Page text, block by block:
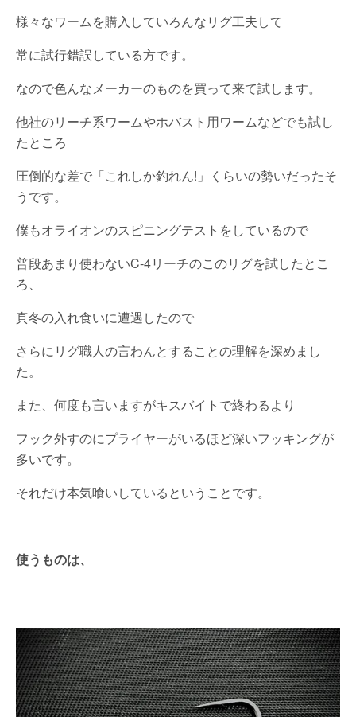
様々なワームを購入していろんなリグ工夫して
常に試行錯誤している方です。
なので色んなメーカーのものを買って来て試します。
他社のリーチ系ワームやホバスト用ワームなどでも試し
たところ
圧倒的な差で「これしか釣れん!」くらいの勢いだったそ
うです。
僕もオライオンのスピニングテストをしているので
普段あまり使わないC-4リーチのこのリグを試したとこ
ろ、
真冬の入れ食いに遭遇したので
さらにリグ職人の言わんとすることの理解を深めまし
た。
また、何度も言いますがキスバイトで終わるより
フック外すのにプライヤーがいるほど深いフッキングが
多いです。
それだけ本気喰いしているということです。
使うものは、